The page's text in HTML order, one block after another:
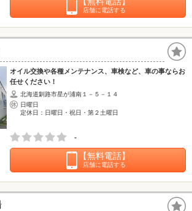
店舗に電話する
オイル交換や各種メンテナンス、車検など、車の事ならお
任せください！
北海道釧路市星が浦南１－５－１４
日曜日
定休日：日曜日・祝日・第２土曜日
-
【無料電話】
店舗に電話する